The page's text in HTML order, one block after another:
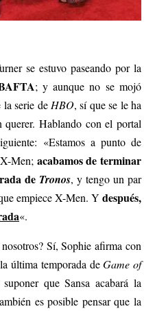
se estuvo paseando por la
; y aunque no se mojó
la serie de HBO, sí que se le ha
querer. Hablando con el portal
«Estamos a punto de
Men; acabamos de terminar
de Tronos, y tengo un par
empiece X-Men. Y después,
«.
Sí, Sophie afirma con
última temporada deGame of
que Sansa acabará la
es posible pensar que la